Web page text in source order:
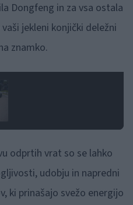
Dongfeng in za vsa ostala
jekleni konjički deležni
znamko.
odprtih vrat so se lahko
udobju in napredni
ki prinašajo svežo energijo